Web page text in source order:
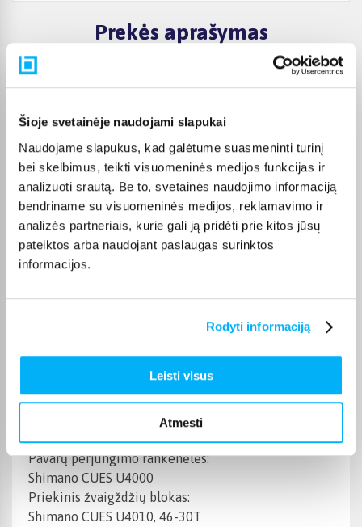
Šioje svetainėje naudojami slapukai
Naudojame slapukus, kad galėtume suasmeninti turinį
bei skelbimus, teikti visuomeninės medijos funkcijas ir
analizuoti srautą. Be to, svetainės naudojimo informaciją
bendriname su visuomeninės medijos, reklamavimo ir
analizės partneriais, kurie gali ją pridėti prie kitos jūsų
pateiktos arba naudojant paslaugas surinktos
informacijos.
Rodyti informaciją
Leisti visus
Atmesti
Prekės aprašymas
Dviračio techninės specifikacijos
Rėmas ir amortizatoriai
Rėmas:
Aluminium, Hydroforming
Šakė:
SR Suntour NEX DS, 63mm Travel, Lockout,
Aluminium
Pavarų sistema
Pavarų skaičius:
Pavarų sistema:
External
Galinis pavarų perjungėjas:
Shimano CUES U3020
Priekinis pavarų perjungėjas:
Shimano CUES U4010
Pavarų perjungimo rankenėlės:
Shimano CUES U4000
Priekinis žvaigždžių blokas:
Shimano CUES U4010, 46-30T